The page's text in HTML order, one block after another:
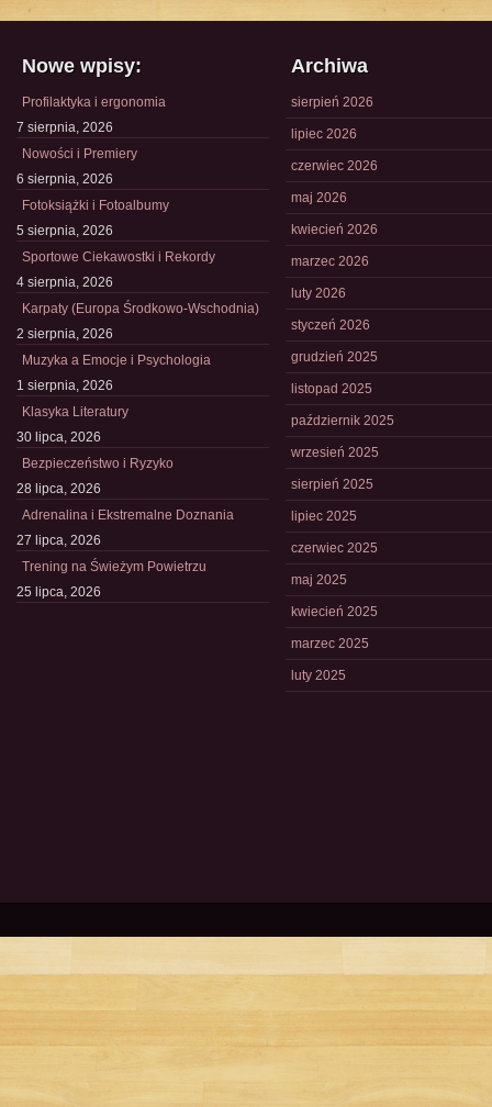
Nowe wpisy:
Profilaktyka i ergonomia
7 sierpnia, 2026
Nowości i Premiery
6 sierpnia, 2026
Fotoksiążki i Fotoalbumy
5 sierpnia, 2026
Sportowe Ciekawostki i Rekordy
4 sierpnia, 2026
Karpaty (Europa Środkowo-Wschodnia)
2 sierpnia, 2026
Muzyka a Emocje i Psychologia
1 sierpnia, 2026
Klasyka Literatury
30 lipca, 2026
Bezpieczeństwo i Ryzyko
28 lipca, 2026
Adrenalina i Ekstremalne Doznania
27 lipca, 2026
Trening na Świeżym Powietrzu
25 lipca, 2026
Archiwa
sierpień 2026
lipiec 2026
czerwiec 2026
maj 2026
kwiecień 2026
marzec 2026
luty 2026
styczeń 2026
grudzień 2025
listopad 2025
październik 2025
wrzesień 2025
sierpień 2025
lipiec 2025
czerwiec 2025
maj 2025
kwiecień 2025
marzec 2025
luty 2025